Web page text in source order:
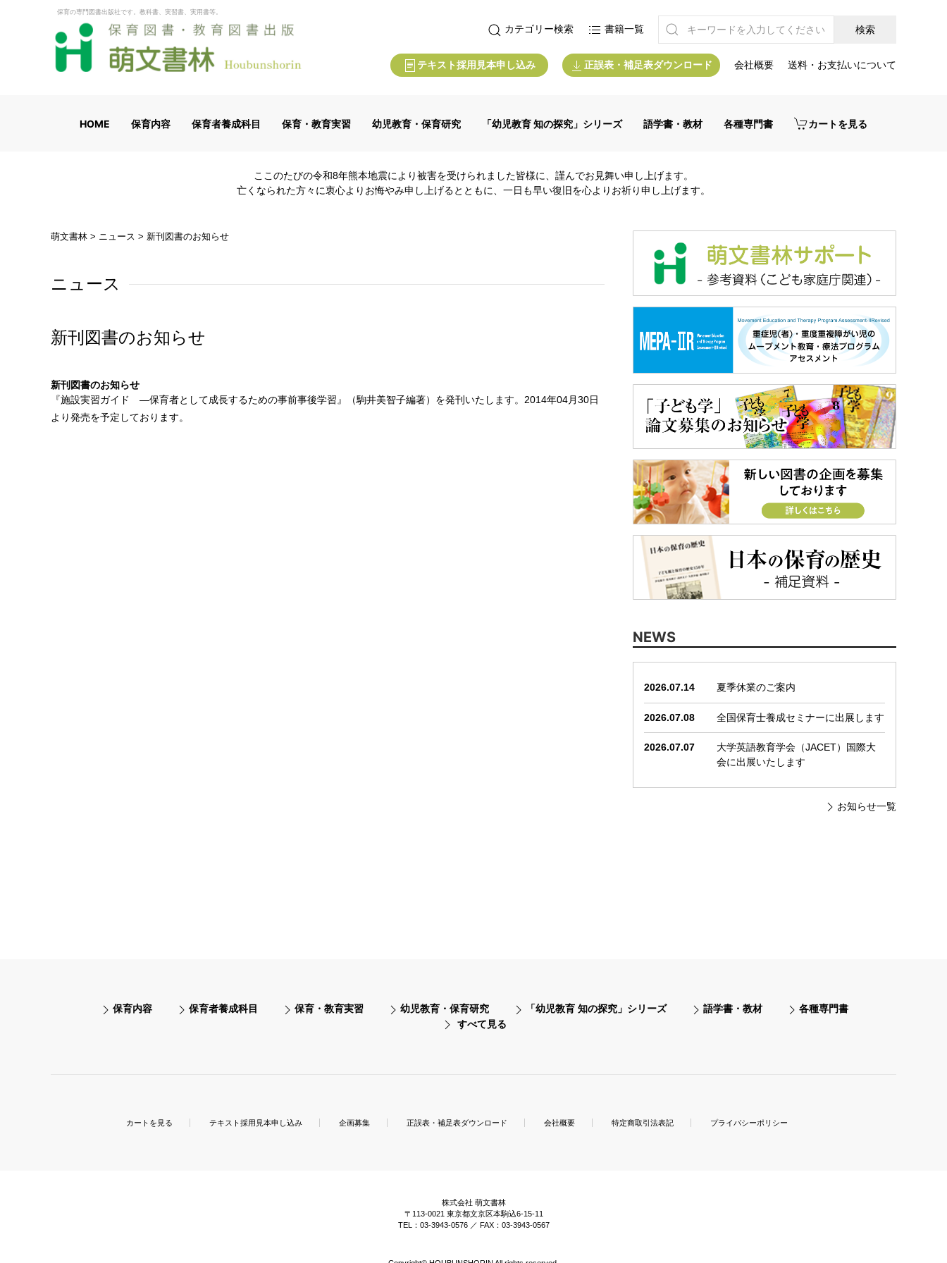
保育の専門図書出版社です。教科書、実習書、実用書等。
カテゴリー検索 書籍一覧
テキスト採用見本申し込み 正誤表・補足表ダウンロード 会社概要 送料・お支払いについて
HOME 保育内容 保育者養成科目 保育・教育実習 幼児教育・保育研究 「幼児教育 知の探究」シリーズ 語学書・教材 各種専門書 カートを見る
ここのたびの令和8年熊本地震により被害を受けられました皆様に、謹んでお見舞い申し上げます。
亡くなられた方々に衷心よりお悔やみ申し上げるとともに、一日も早い復旧を心よりお祈り申し上げます。
萌文書林 > ニュース > 新刊図書のお知らせ
ニュース
新刊図書のお知らせ
新刊図書のお知らせ
『施設実習ガイド ―保育者として成長するための事前事後学習』（駒井美智子編著）を発刊いたします。2014年04月30日
より発売を予定しております。
NEWS
2026.07.14 夏季休業のご案内
2026.07.08 全国保育士養成セミナーに出展します
2026.07.07
大学英語教育学会（JACET）国際大
会に出展いたします
お知らせ一覧
保育内容 保育者養成科目 保育・教育実習 幼児教育・保育研究 「幼児教育 知の探究」シリーズ 語学書・教材
各種専門書
すべて見る
カートを見る テキスト採用見本申し込み 企画募集 正誤表・補足表ダウンロード 会社概要 特定商取引法表記 プライバシーポリシー
株式会社 萌文書林
〒113-0021 東京都文京区本駒込6-15-11
TEL：03-3943-0576 ／ FAX：03-3943-0567